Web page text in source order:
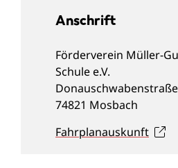
Anschrift
Förderverein Müller-
Schule e.V.
74821 Mosbach
Fahrplanauskunft